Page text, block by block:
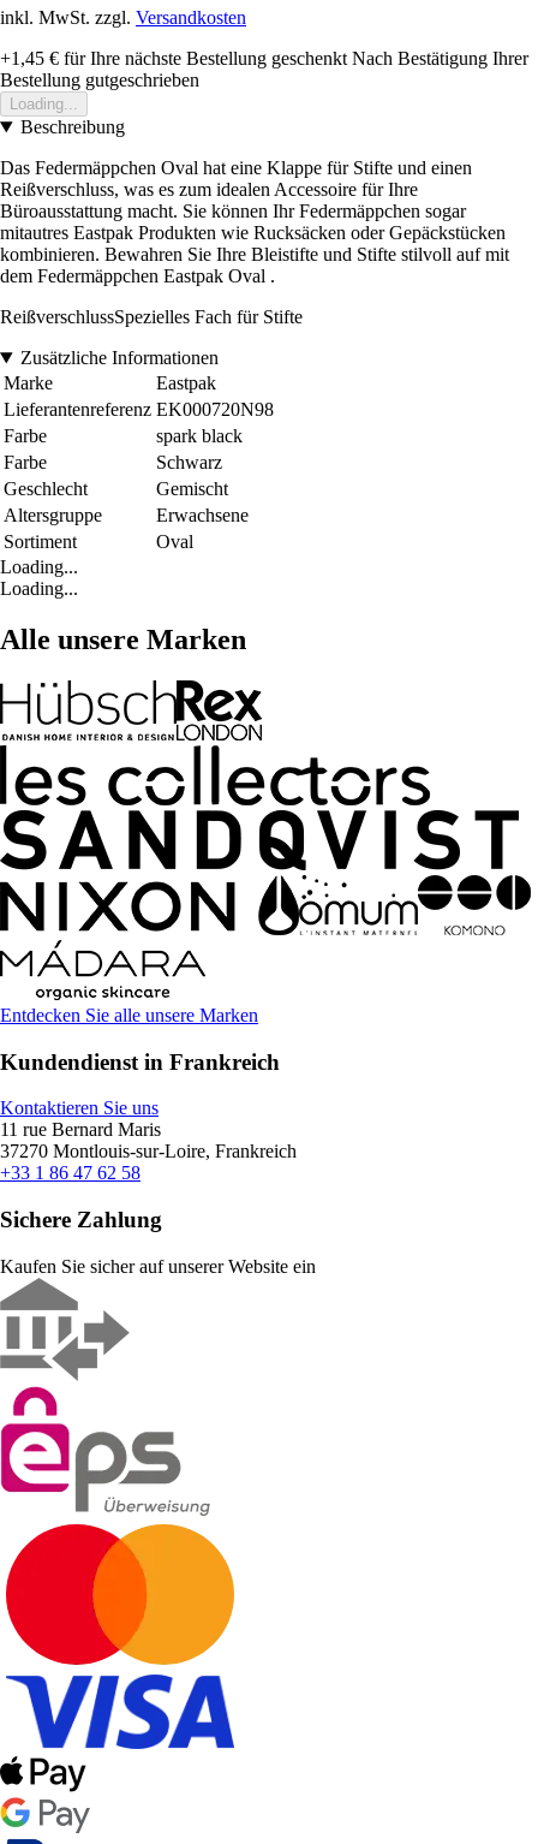
inkl. MwSt. zzgl. Versandkosten
+1,45 € für Ihre nächste Bestellung geschenkt Nach Bestätigung Ihrer
Bestellung gutgeschrieben
Loading...
Beschreibung
Das Federmäppchen Oval hat eine Klappe für Stifte und einen
Reißverschluss, was es zum idealen Accessoire für Ihre
Büroausstattung macht. Sie können Ihr Federmäppchen sogar
mitautres Eastpak Produkten wie Rucksäcken oder Gepäckstücken
kombinieren. Bewahren Sie Ihre Bleistifte und Stifte stilvoll auf mit
dem Federmäppchen Eastpak Oval .
ReißverschlussSpezielles Fach für Stifte
Zusätzliche Informationen
Marke
Eastpak
Lieferantenreferenz EK000720N98
Farbe
spark black
Farbe
Schwarz
Geschlecht
Gemischt
Altersgruppe
Erwachsene
Sortiment
Oval
Loading...
Loading...
Alle unsere Marken
Entdecken Sie alle unsere Marken
Kundendienst in Frankreich
Kontaktieren Sie uns
11 rue Bernard Maris
37270 Montlouis-sur-Loire, Frankreich
+33 1 86 47 62 58
Sichere Zahlung
Kaufen Sie sicher auf unserer Website ein